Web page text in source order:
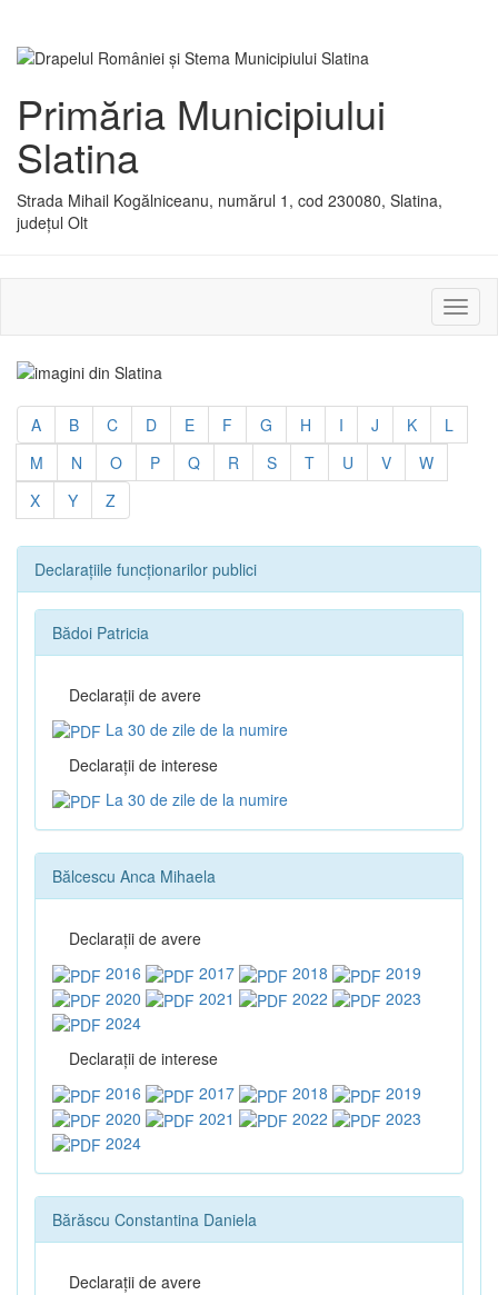
Primăria Municipiului
Slatina
Strada Mihail Kogălniceanu, numărul 1, cod 230080, Slatina,
județul Olt
sau
A B C D E F G H I J K
L
M
N O P Q R S T U V
W
X
Y Z
Declarațiile funcționarilor publici
Bădoi Patricia
Declaraţii de avere
La 30 de zile de la numire
Declaraţii de interese
La 30 de zile de la numire
Bălcescu Anca Mihaela
Declaraţii de avere
2016
2017 2018
2019
2020
2021 2022
2023
2024
Declaraţii de interese
2016
2017 2018
2019
2020
2021 2022
2023
2024
Bărăscu Constantina Daniela
Declaraţii de avere